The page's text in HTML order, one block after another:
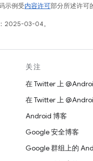
示例受内容许可部分所述许可
2025-03-04。
关注
在 Twitter 上
在 Twitter 上
Android 博客
Google 安全博客
Google 群组上的